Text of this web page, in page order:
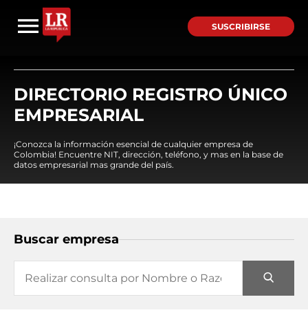
SUSCRIBIRSE
DIRECTORIO REGISTRO ÚNICO
EMPRESARIAL
¡Conozca la información esencial de cualquier empresa de
Colombia! Encuentre NIT, dirección, teléfono, y mas en la base de
datos empresarial mas grande del país.
Buscar empresa